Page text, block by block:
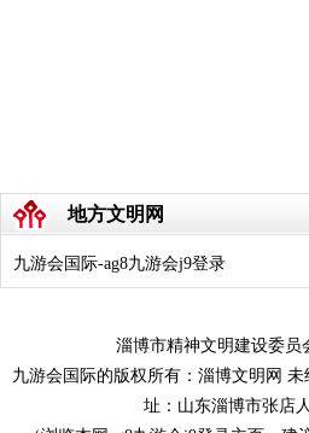
地方文明网
九游会国际-ag8九游会j9登录
淄博市精神文明建设委
九游会国际的版权所有：淄博文明网
址：山东淄博市张店